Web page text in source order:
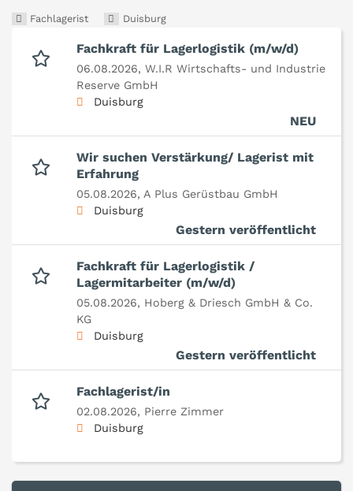
Fachlagerist Duisburg
Fachkraft für Lagerlogistik (m/w/d)
06.08.2026, W.I.R Wirtschafts- und Industrie
Reserve GmbH
Duisburg
NEU
Wir suchen Verstärkung/ Lagerist mit
Erfahrung
05.08.2026, A Plus Gerüstbau GmbH
Duisburg
Gestern veröffentlicht
Fachkraft für Lagerlogistik /
Lagermitarbeiter (m/w/d)
05.08.2026, Hoberg & Driesch GmbH & Co.
KG
Duisburg
Gestern veröffentlicht
Fachlagerist/in
02.08.2026, Pierre Zimmer
Duisburg